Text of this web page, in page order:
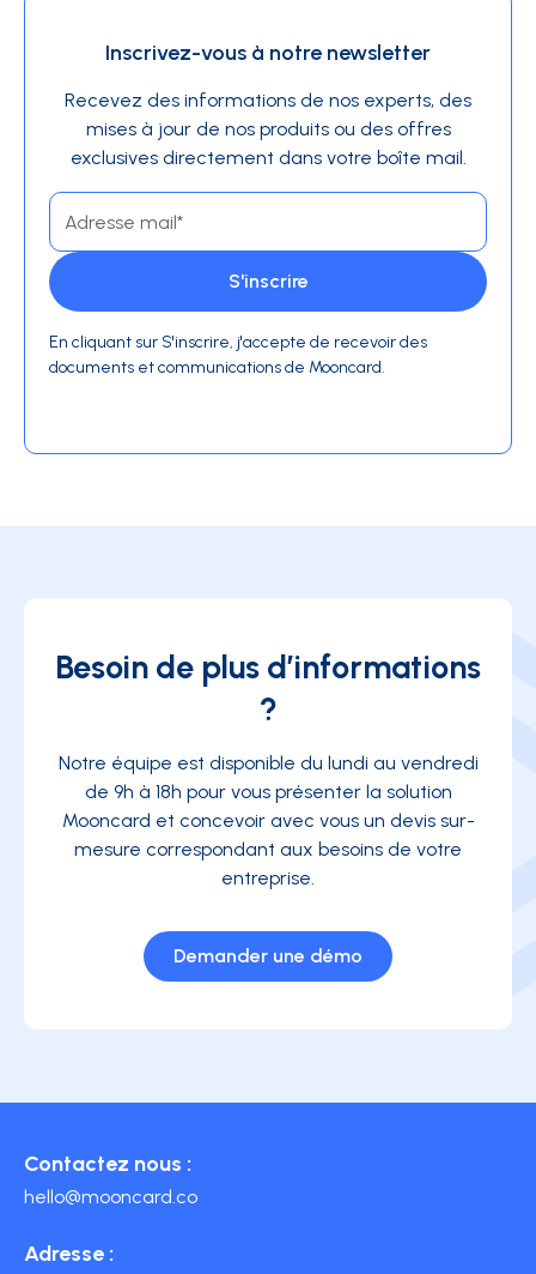
Inscrivez-vous à notre newsletter
Recevez des informations de nos experts, des
mises à jour de nos produits ou des offres
exclusives directement dans votre boîte mail.
En cliquant sur S'inscrire, j'accepte de recevoir des
documents et communications de Mooncard.
Besoin de plus d’informations
?
Notre équipe est disponible du lundi au vendredi
de 9h à 18h pour vous présenter la solution
Mooncard et concevoir avec vous un devis sur-
mesure correspondant aux besoins de votre
entreprise.
Demander une démo
Contactez nous :
hello@mooncard.co
Adresse :